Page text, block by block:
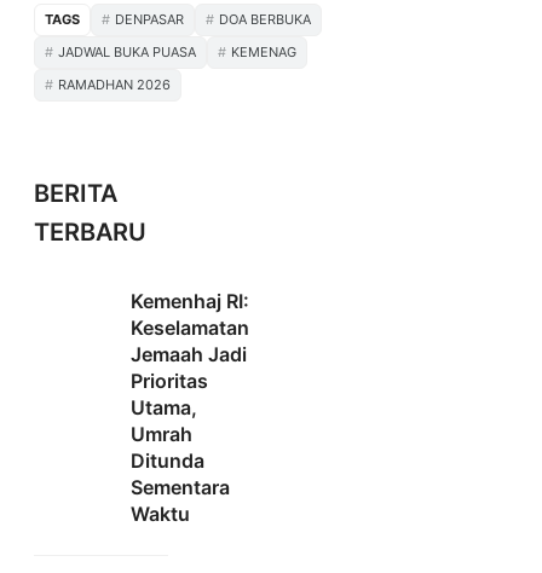
TAGS DENPASAR
DOA BERBUKA
JADWAL BUKA PUASA
KEMENAG
RAMADHAN 2026
BERITA
TERBARU
Kemenhaj RI:
Keselamatan
Jemaah Jadi
Prioritas
Utama,
Umrah
Ditunda
Sementara
Waktu